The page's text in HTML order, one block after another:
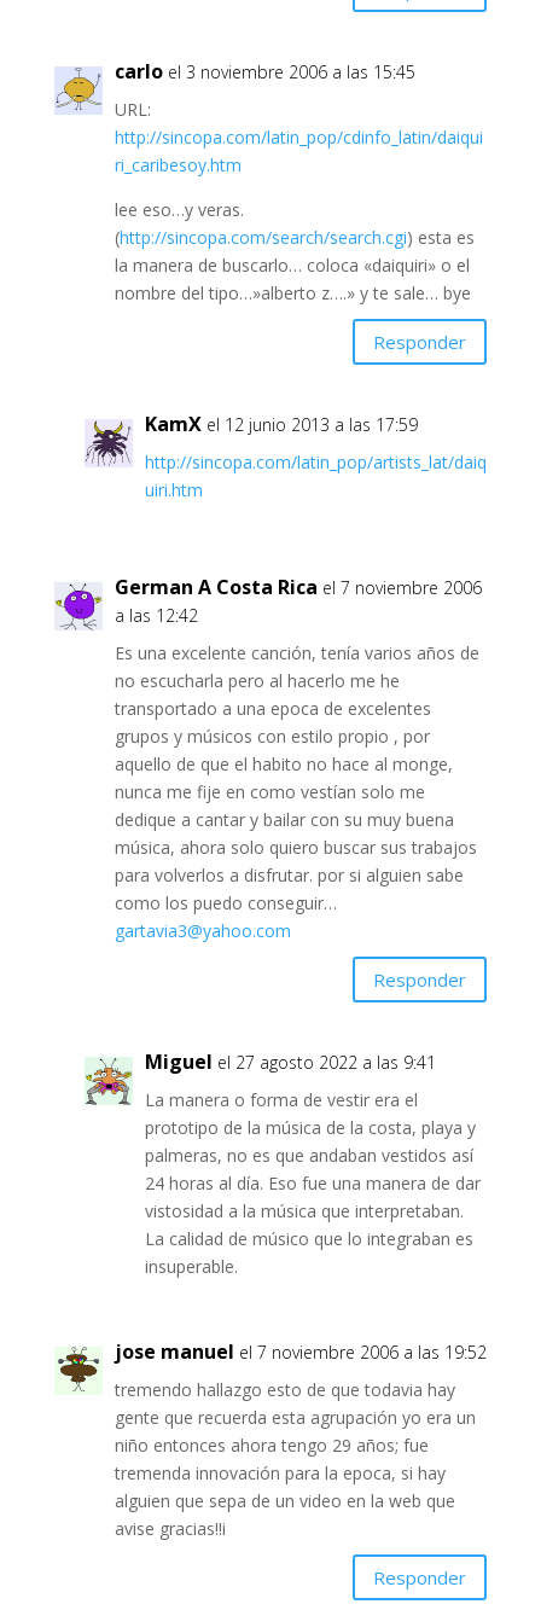
carlo el 3 noviembre 2006 a las 15:45
URL:
http://sincopa.com/latin_pop/cdinfo_latin/daiqui
ri_caribesoy.htm
lee eso…y veras.
(http://sincopa.com/search/search.cgi) esta es
la manera de buscarlo… coloca «daiquiri» o el
nombre del tipo…»alberto z….» y te sale… bye
Responder
KamX el 12 junio 2013 a las 17:59
http://sincopa.com/latin_pop/artists_lat/daiq
uiri.htm
German A Costa Rica el 7 noviembre 2006
a las 12:42
Es una excelente canción, tenía varios años de
no escucharla pero al hacerlo me he
transportado a una epoca de excelentes
grupos y músicos con estilo propio , por
aquello de que el habito no hace al monge,
nunca me fije en como vestían solo me
dedique a cantar y bailar con su muy buena
música, ahora solo quiero buscar sus trabajos
para volverlos a disfrutar. por si alguien sabe
como los puedo conseguir…
gartavia3@yahoo.com
Responder
Miguel el 27 agosto 2022 a las 9:41
La manera o forma de vestir era el
prototipo de la música de la costa, playa y
palmeras, no es que andaban vestidos así
24 horas al día. Eso fue una manera de dar
vistosidad a la música que interpretaban.
La calidad de músico que lo integraban es
insuperable.
jose manuel el 7 noviembre 2006 a las 19:52
tremendo hallazgo esto de que todavia hay
gente que recuerda esta agrupación yo era un
niño entonces ahora tengo 29 años; fue
tremenda innovación para la epoca, si hay
alguien que sepa de un video en la web que
avise gracias!!i
Responder